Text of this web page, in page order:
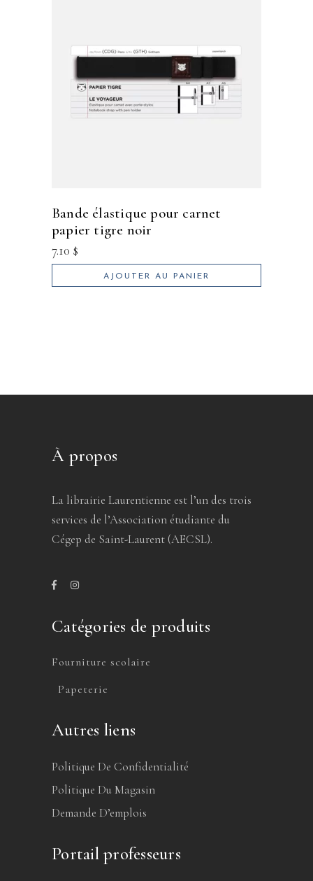
bande élastique pour carnet
papier tigre noir
7.10 $
AJOUTER AU PANIER
À propos
La librairie Laurentienne est l’un des trois
services de l’Association étudiante du
Cégep de Saint-Laurent (AECSL).
Catégories de produits
Fourniture scolaire
Papeterie
Autres liens
Politique De Confidentialité
Politique Du Magasin
Demande D’emplois
Portail professeurs